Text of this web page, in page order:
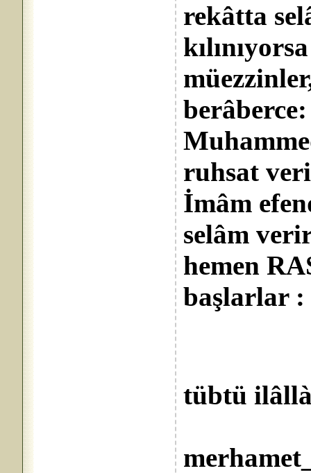
rekâtta
ruhsat
İmâm
selâm
hemen
başlarlar :
tübtü